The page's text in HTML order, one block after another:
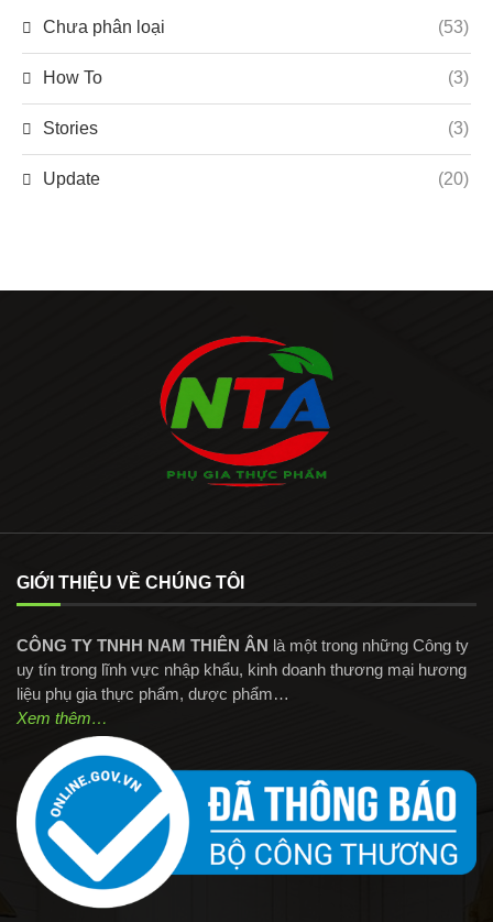
Chưa phân loại (53)
How To (3)
Stories (3)
Update (20)
GIỚI THIỆU VỀ CHÚNG TÔI
CÔNG TY TNHH NAM THIÊN ÂN là một trong những Công ty
uy tín trong lĩnh vực nhập khẩu, kinh doanh thương mại hương
liệu phụ gia thực phẩm, dược phẩm…
Xem thêm…